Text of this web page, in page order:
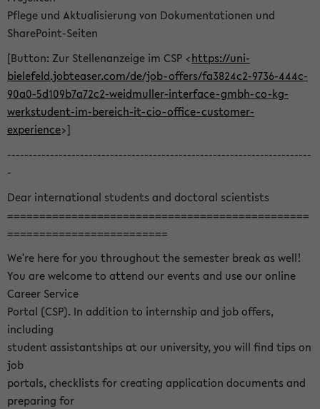
Pflege und Aktualisierung von Dokumentationen und
SharePoint-Seiten
[Button: Zur Stellenanzeige im CSP <https://uni-
bielefeld.jobteaser.com/de/job-offers/fa3824c2-9736-444c-
90a0-5d109b7a72c2-weidmuller-interface-gmbh-co-kg-
werkstudent-im-bereich-it-cio-office-customer-
experience>]
-----------------------------------------------------------------------
-
Dear international students and doctoral scientists
===============================================
=========================
We're here for you throughout the semester break as well!
You are welcome to attend our events and use our online
Career Service
Portal (CSP). In addition to internship and job offers,
including
student assistantships at our university, you will find tips on
job
portals, checklists for creating application documents and
preparing for